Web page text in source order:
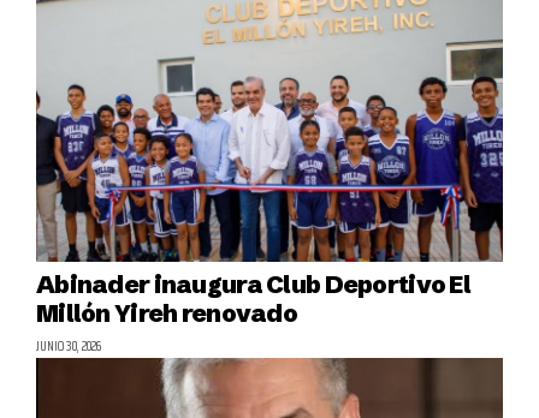
Abinader inaugura Club Deportivo El
Millón Yireh renovado
JUNIO 30, 2026